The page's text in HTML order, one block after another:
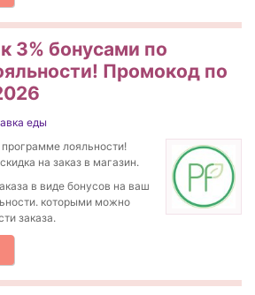
3% бонусами по
Промокод по
еды
лояльности!
на заказ в магазин.
в виде бонусов на ваш
которыми можно
заказа.